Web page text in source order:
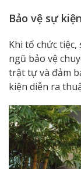
Bảo vệ sự
Khi tổ chức
ngũ bảo vệ
trật tự và đảm
kiện diễn ra